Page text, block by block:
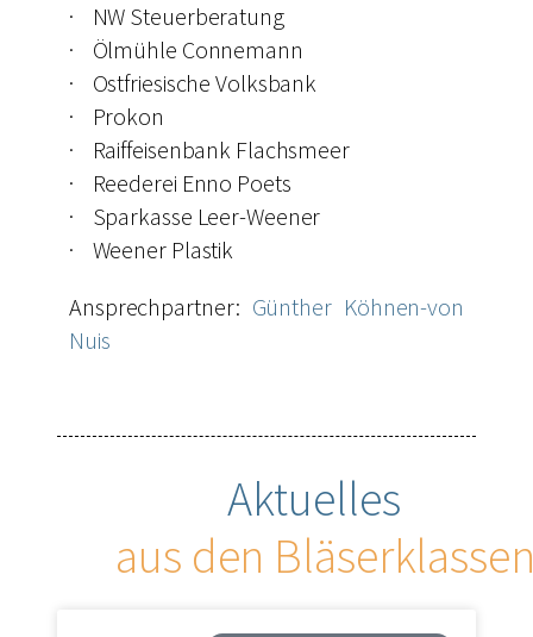
· NW Steuerberatung
· Ölmühle Connemann
· Ostfriesische Volksbank
· Prokon
· Raiffeisenbank Flachsmeer
· Reederei Enno Poets
· Sparkasse Leer-Weener
· Weener Plastik
Ansprechpartner: Günther Köhnen-von
Nuis
Aktuelles
aus den